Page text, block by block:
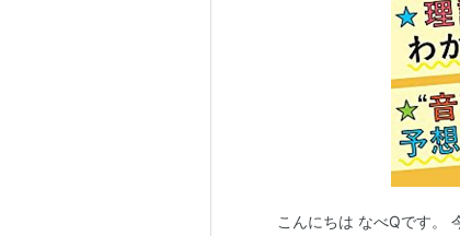
こんにちは なべQです。